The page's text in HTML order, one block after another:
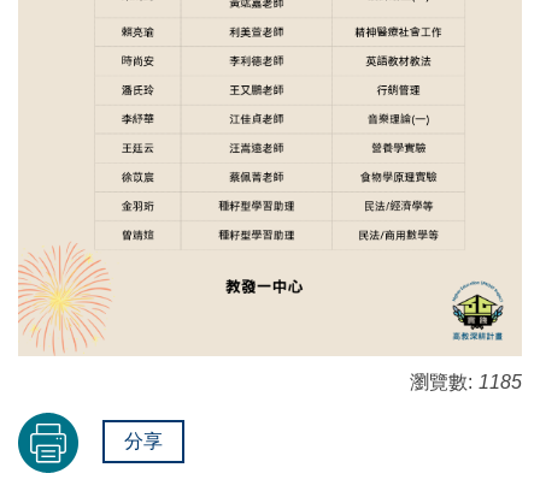
瀏覽數: 1185
分享